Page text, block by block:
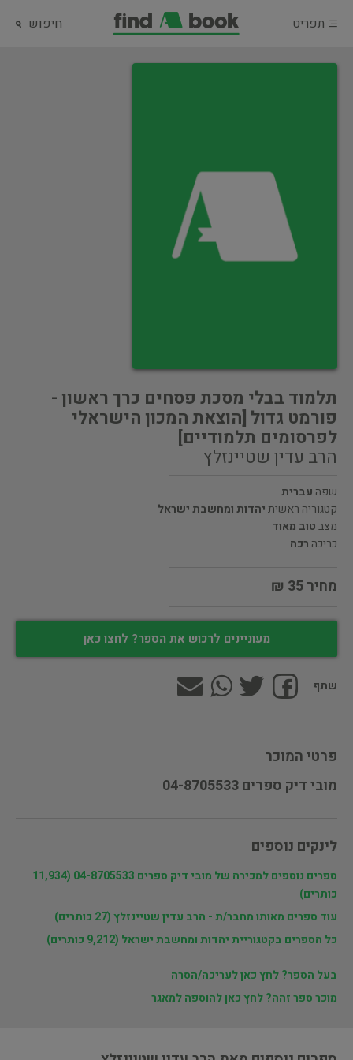
תפריט חיפוש
תלמוד בבלי מסכת פסחים כרך ראשון -
פורמט גדול [הוצאת המכון הישראלי
לפרסומים תלמודיים]
הרב עדין שטיינזלץ
שפה עברית
קטגוריה ראשיתיהדות ומחשבת ישראל
מצבטוב מאוד
כריכה רכה
מחיר 35 ₪
מעוניינים לרכוש את הספר? לחצו כאן
שתף
פרטי המוכר
מובי דיק ספרים 04-8705533
לינקים נוספים
ספרים נוספים למכירה של מובי דיק ספרים 04-8705533 (11,934
כותרים)
עוד ספרים מאותו מחבר/ת - הרב עדין שטיינזלץ (27 כותרים)
כל הספרים בקטגוריית יהדות ומחשבת ישראל (9,212 כותרים)
בעל הספר? לחץ כאן לעריכה/הסרה
מוכר ספר זהה? לחץ כאן להוספה למאגר